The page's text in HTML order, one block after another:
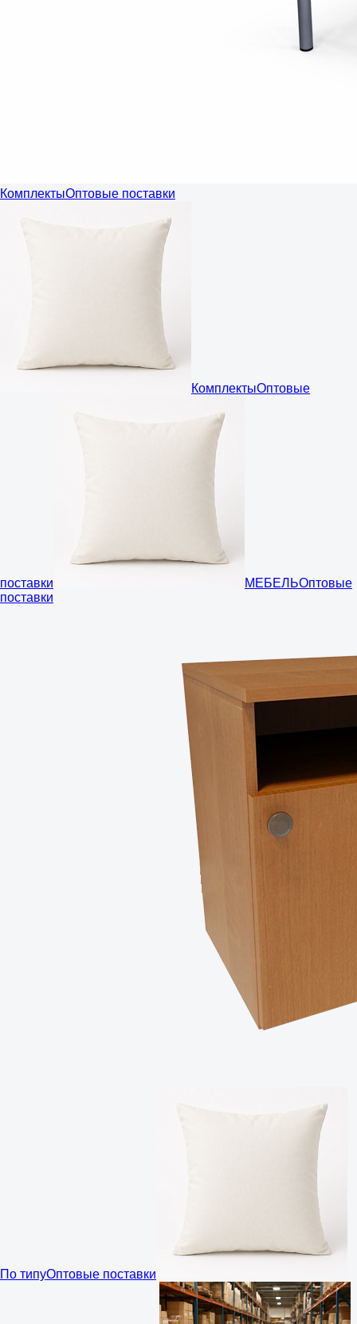
КомплектыОптовые поставки
КомплектыОптовые
поставки МЕБЕЛЬОптовые
поставки
По типуОптовые поставки